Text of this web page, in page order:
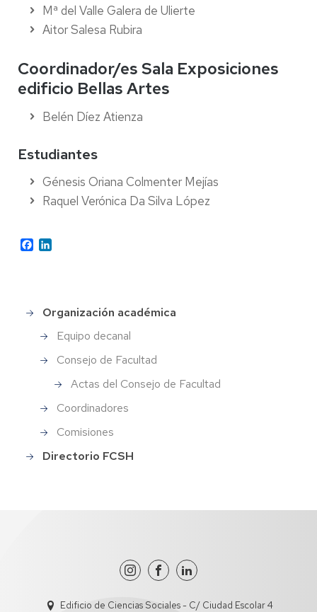
Mª del Valle Galera de Ulierte
Aitor Salesa Rubira
Coordinador/es Sala Exposiciones
edificio Bellas Artes
Belén Díez Atienza
Estudiantes
Génesis Oriana Colmenter Mejías
Raquel Verónica Da Silva López
Facebook
Menu_Facultad
Organización académica
Equipo decanal
Consejo de Facultad
Actas del Consejo de Facultad
Coordinadores
Comisiones
Directorio FCSH
Edificio de Ciencias Sociales - C/ Ciudad Escolar 4